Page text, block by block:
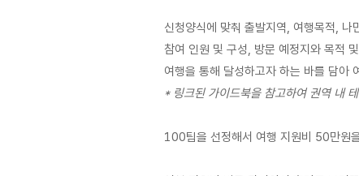
신청양식에 맞춰 출발지역, 여행목적, 나
참여 인원 및 구성, 방문 예정지와 목적
여행을 통해 달성하고자 하는 바를 담아
* 링크된 가이드북을 참고하여 권역 내
100팀을 선정해서 여행 지원비 50만원